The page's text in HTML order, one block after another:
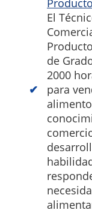
El
de
2000
para